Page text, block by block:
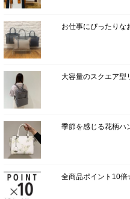
お仕事にぴったりな
大容量のスクエア
季節を感じる花柄
全商品ポイント10